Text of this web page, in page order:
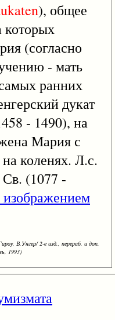
), общее
которых
(согласно
- мать
ранних
дукат
- 1490), на
Мария с
коленях. Л.с.
Св. (1077 -
В.Унгер/ 2-е изд., перераб. и доп.
1993)